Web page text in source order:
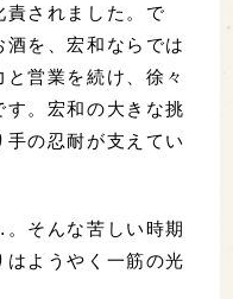
責されました。で
を、宏和ならでは
営業を続け、徐々
。宏和の大きな挑
の忍耐が支えてい
そんな苦しい時期
ようやく一筋の光